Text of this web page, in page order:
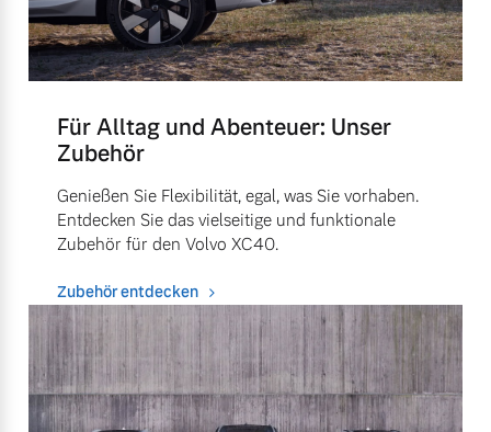
Für Alltag und Abenteuer: Unser
Zubehör
Genießen Sie Flexibilität, egal, was Sie vorhaben.
Entdecken Sie das vielseitige und funktionale
Zubehör für den Volvo XC40.
Zubehör entdecken